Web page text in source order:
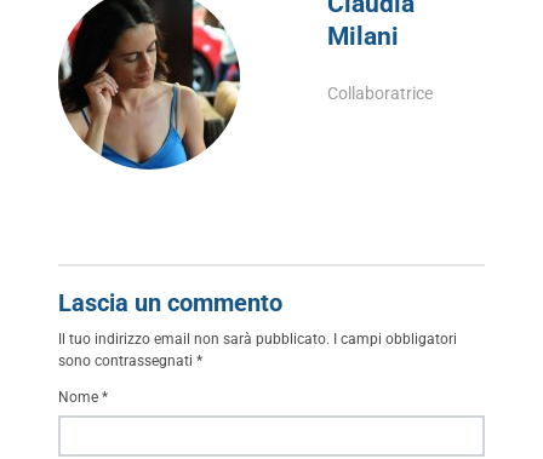
Milani
Collaboratrice
Lascia un commento
Il tuo indirizzo email non sarà pubblicato. I campi obbligatori
sono contrassegnati *
Nome *